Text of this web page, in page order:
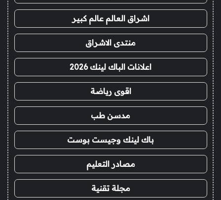
اشراق العالم عالم كبير
منتدى الاشراق
اعلانات الباك لينك 2026
اقوى رياضة
مدسن طب
باك لينك وجيست بوست
مصادر التعليم
مجلة تقنية